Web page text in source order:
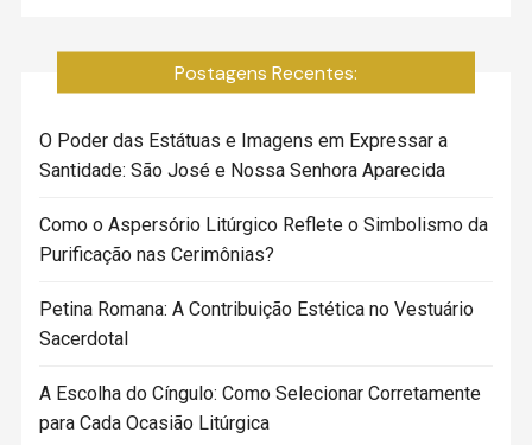
Postagens Recentes:
O Poder das Estátuas e Imagens em Expressar a
Santidade: São José e Nossa Senhora Aparecida
Como o Aspersório Litúrgico Reflete o Simbolismo da
Purificação nas Cerimônias?
Petina Romana: A Contribuição Estética no Vestuário
Sacerdotal
A Escolha do Cíngulo: Como Selecionar Corretamente
para Cada Ocasião Litúrgica